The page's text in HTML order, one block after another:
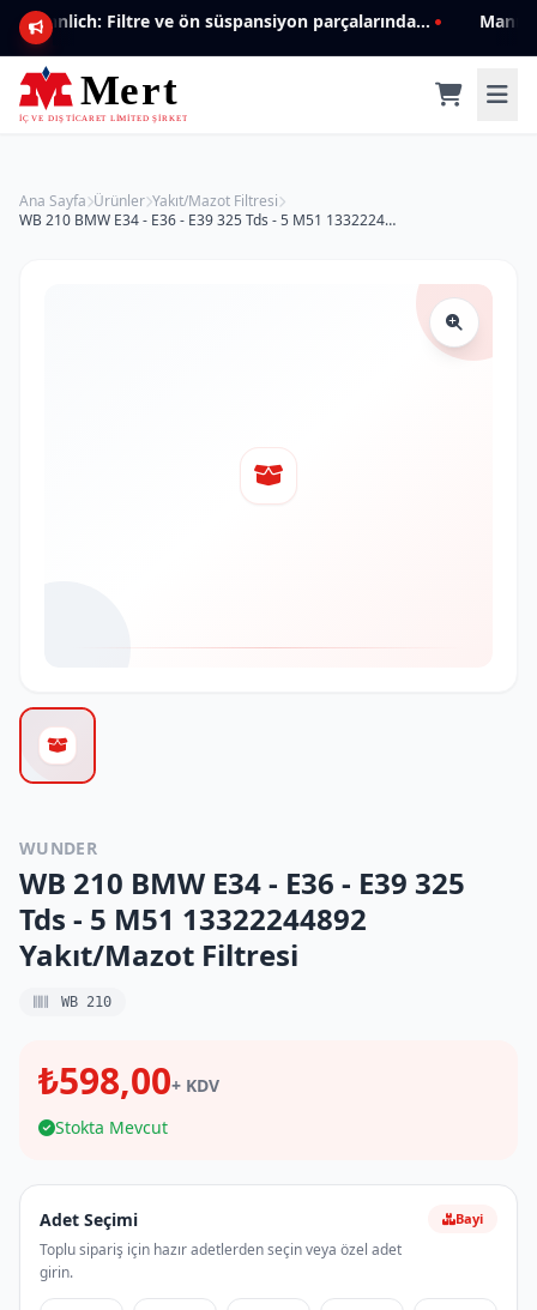
Mannlich: Filtre ve ön süspansiyon parçalarında genişleyen ürün yelpazesiyle kalite ve güven.
Ana Sayfa Ürünler Yakıt/Mazot Filtresi
WB 210 BMW E34 - E36 - E39 325 Tds - 5 M51 13322244892 Yakıt/Mazot Filtresi
WUNDER
WB 210 BMW E34 - E36 - E39 325
Tds - 5 M51 13322244892
Yakıt/Mazot Filtresi
WB 210
₺598,00+ KDV
Stokta Mevcut
Adet Seçimi
Toplu sipariş için hazır adetlerden seçin veya özel adet
girin.
Bayi